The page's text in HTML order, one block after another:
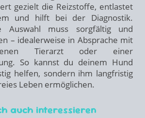
gezielt die Reizstoffe, entlastet
und hilft bei der Diagnostik.
Auswahl muss sorgfältig und
– idealerweise in Absprache mit
Tierarzt oder einer
So kannst du deinem Hund
helfen, sondern ihm langfristig
Leben ermöglichen.
auch interessieren